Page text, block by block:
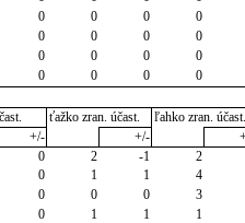
0
0 0 0
0
0 0 0
0
0 0 0
0
0 0 0
ťažko zran. účast. ľahko zran. účast.
+/-
+/-
0
2 -1 2
0
1 1 4
0
0 0 3
0
1 1 1